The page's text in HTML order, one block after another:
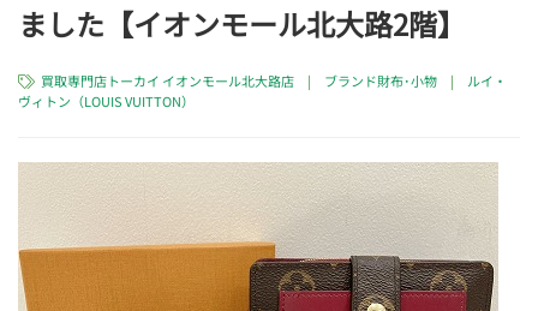
ました【イオンモール北大路2階】
買取専門店トーカイ イオンモール北大路店 | ブランド財布･小物 | ルイ・
ヴィトン（LOUIS VUITTON）